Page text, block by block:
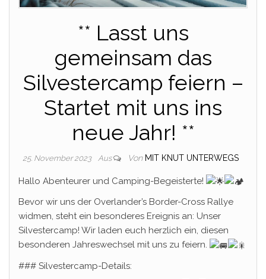
** Lasst uns
gemeinsam das
Silvestercamp feiern –
Startet mit uns ins
neue Jahr! **
25. November 2023 Aus Von MIT KNUT UNTERWEGS
Hallo Abenteurer und Camping-Begeisterte!
Bevor wir uns der Overlander’s Border-Cross Rallye
widmen, steht ein besonderes Ereignis an: Unser
Silvestercamp! Wir laden euch herzlich ein, diesen
besonderen Jahreswechsel mit uns zu feiern.
### Silvestercamp-Details: